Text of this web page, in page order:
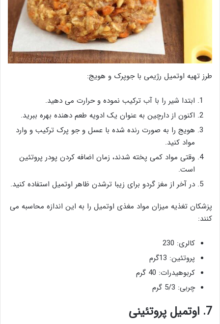
طرز تهیه اوتمیل رژیمی با جوپرک و هویج:
ابتدا شیر را با آب ترکیب نموده و حرارت می دهید.
اکنون از دارچین به عنوان یک ادویه طعم دهنده بهره ببرید.
هویج را به صورت رنده شده با عسل و جو پرک ترکیب و وارد
مواد کنید.
وقتی مواد کمی پخته شدند، زمان اضافه کردن پودر پروتئین
است.
در آخر از مغز گردو برای زیبا ترشدن ظاهر اوتمیل استفاده کنید.
پزشکان تغذیه میزان مواد مغذی اوتمیل را به این اندازه محاسبه می
کنند:
کالری: 230
پروتئین: 13گرم
کربوهیدرات: 40 گرم
چربی: 5/3 گرم
7. اوتمیل پروتئینی